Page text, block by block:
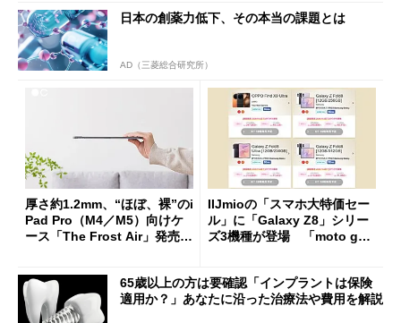
日本の創薬力低下、その本当の課題とは
AD（三菱総合研究所）
厚さ約1.2mm、“ほぼ、裸”のi
Pad Pro（M4／M5）向けケ
ース「The Frost Air」発売
IIJmioの「スマホ大特価セー
ル」に「Galaxy Z8」シリー
ズ3機種が登場 「moto g37
65歳以上の方は要確認「インプラントは保険
適用か？」あなたに沿った治療法や費用を解説